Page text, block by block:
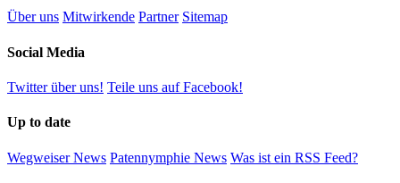
Über uns Mitwirkende Partner Sitemap
Social Media
Twitter über uns! Teile uns auf Facebook!
Up to date
Wegweiser News Patennymphie News Was ist ein RSS Feed?